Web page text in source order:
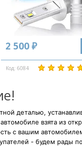
2 500 ₽
Код: 6084
деталью,
взята из
с вашим
- будем рады